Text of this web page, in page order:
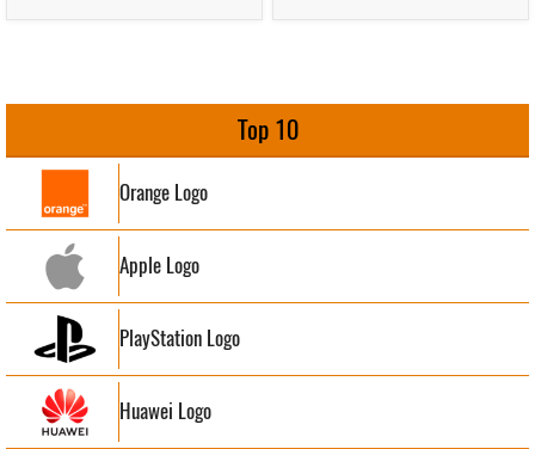
Top 10
Orange Logo
Apple Logo
PlayStation Logo
Huawei Logo